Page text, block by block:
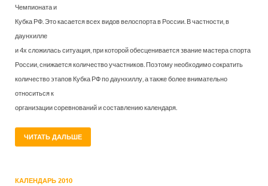
Чемпионата и
Кубка РФ. Это касается всех видов велоспорта в России. В частности, в
даунхилле
и 4х сложилась ситуация, при которой обесценивается звание мастера спорта
России, снижается количество участников. Поэтому необходимо сократить
количество этапов Кубка РФ по даунхиллу, а также более внимательно
относиться к
организации соревнований и составлению календаря.
ЧИТАТЬ ДАЛЬШЕ
КАЛЕНДАРЬ 2010